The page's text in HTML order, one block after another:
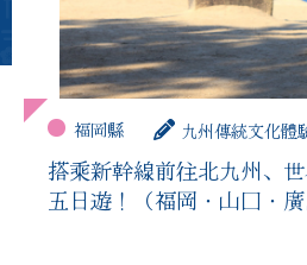
福岡縣 九州傳統文化體
搭乘新幹線前往北九州、
五日遊！（福岡・山口・廣